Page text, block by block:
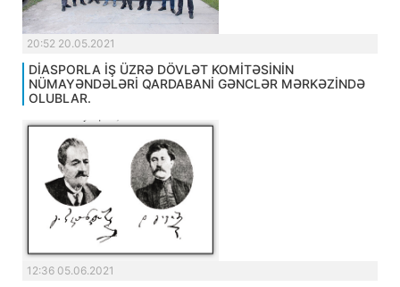
20:52 20.05.2021
DİASPORLA İŞ ÜZRƏ DÖVLƏT KOMİTƏSİNİN
NÜMAYƏNDƏLƏRİ QARDABANİ GƏNCLƏR MƏRKƏZİNDƏ
OLUBLAR.
12:36 05.06.2021